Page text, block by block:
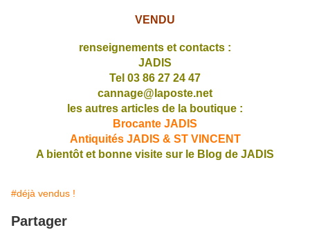
VENDU
renseignements et contacts :
JADIS
Tel 03 86 27 24 47
cannage@laposte.net
les autres articles de la boutique :
Brocante JADIS
Antiquités JADIS & ST VINCENT
A bientôt et bonne visite sur le Blog de JADIS
#déjà vendus !
Partager